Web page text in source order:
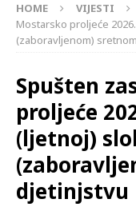
HOME VIJESTI
Mostarsko proljeće
(zaboravljenom)
Spušten
proljeće
(ljetnoj)
djetinjstvu